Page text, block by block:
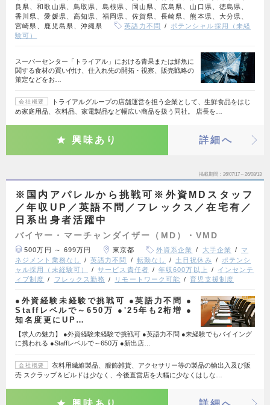
良県、和歌山県、鳥取県、島根県、岡山県、広島県、山口県、徳島県、
香川県、愛媛県、高知県、福岡県、佐賀県、長崎県、熊本県、大分県、
宮崎県、鹿児島県、沖縄県
英語力不問
ポテンシャル採用（未経
験可）
スーパーセンター「トライアル」における青果または鮮魚に
関する食材の買い付け、仕入れ先の開拓・視察、販売戦略の
策定などをお…
会社概要
トライアルグループの店舗運営を担う企業として、生鮮食品をはじ
め家庭用品、衣料品、家電製品など幅広い商品を扱う同社。 店長を…
興味あり 詳細へ
掲載期間 26/07/17～26/08/13
※国内アパレルから挑戦可※外資MDスタッフ
／年収UP／英語不問／フレックス／在宅有／
日系出身者活躍中
バイヤー・マーチャンダイザー（MD）・VMD
500万円 ～ 699万円 東京都 外資系企業 大手企業
マ
ネジメント業務なし
英語力不問 転勤なし 土日祝休み
ポテンシ
ャル採用（未経験可）
サービス責任者 年収600万以上
インセンテ
ィブ制度
フレックス勤務 リモートワーク可能 育児支援制度
●外資経験未経験で挑戦可 ●英語力不問 ●
Staffレベルで～650万 ●'25年も2桁増 ●
知名度更にUP…
【求人の魅力】 ●外資経験未経験で挑戦可 ●英語力不問 ●未経験でもバイイング
に携われる ●Staffレベルで～650万 ●新出店…
会社概要
衣料用繊維製品、服飾雑貨、アクセサリー等の製品の輸出入及び販
売 スクラップ＆ビルドは少なく、今後直営店を大幅に少なくはしな…